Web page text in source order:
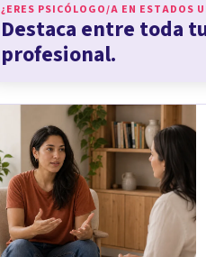
¿ERES PSICÓLOGO/A EN ESTADOS
Destaca entre toda
profesional.